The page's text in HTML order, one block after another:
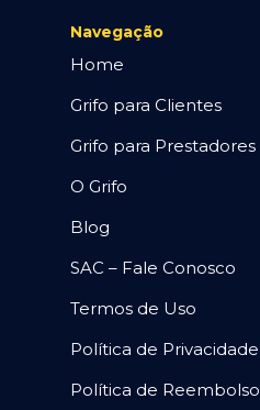
Navegação
Home
Grifo para Clientes
Grifo para Prestadores
O Grifo
Blog
SAC – Fale Conosco
Termos de Uso
Política de Privacidade
Política de Reembolso